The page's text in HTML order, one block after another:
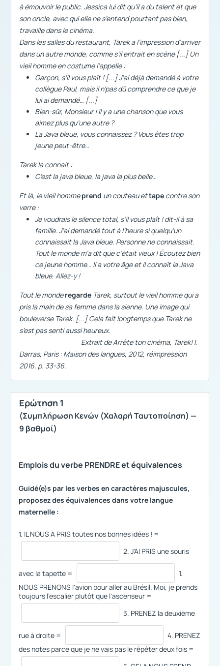
à émouvoir le public. Jessica lui dit qu’il a du talent et que
son oncle, avec qui elle ne s’entend pourtant pas bien,
travaille dans le cinéma.
Dans les salles du restaurant, Tarek a l’impression d’arriver
dans un autre monde, comme s’il entrait en scène [...] Un
vieil homme en costume l’appelle :
Garçon, s’il vous plaît ! [...] J’ai déjà demandé à votre
collègue Paul, mais il n’pas dû comprendre ce que je
lui ai demandé… [...]
Bien-sûr, Monsieur ! Il y a une chanson que vous
aimez plus qu’une autre ?
LaJava bleue, vous connaissez ? Vous êtes trop
jeune peut-être…
Tarek la connait :
C’est la java bleue, la java la plus belle…
Et là, le vieil hommeprend un couteau ettape contre son
verre :
Je voudrais le silence total, s’il vous plaît ! dit-il à sa
famille. J’ai demandé tout à l’heure si quelqu’un
connaissait laJava bleue. Personne ne connaissait.
Tout le monde m’a dit que c’était vieux ! Écoutez bien
ce jeune homme… Il a votre âge et il connaît laJava
bleue. Allez-y !
Tout le monderegarde Tarek, surtout le vieil homme qui a
pris la main de sa femme dans la sienne. Une image qui
bouleverse Tarek. [...] Cela fait longtemps que Tarek ne
s’est pas senti aussi heureux.
Extrait deArrête ton cinéma, Tarek! I.
Darras, Paris : Maison des langues, 2012, réimpression
2016, p. 33-36.
Ερώτηση 1
(Συμπλήρωση Κενών (Χαλαρή Ταυτοποίηση) —
9 βαθμοί)
Emplois du verbe PRENDRE et équivalences
Guidé(e)s par les verbes en caractères majuscules,
proposez des équivalences dans votre langue
maternelle :
1. ΙL NOUS A PRIS toutes nos bonnes idées ! =
2. J'AI PRIS une souris
avec la tapette =
1.
NOUS PRENONS l'avion pour aller au Brésil. Moi, je prends
toujours l'escalier plutôt que l'ascenseur =
3. PRENEZ la deuxième
rue à droite =
4. PRENEZ
des notes parce que je ne vais pas le répéter deux fois =